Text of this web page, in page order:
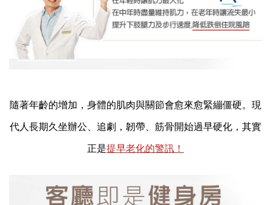
隨著年齡的增加，身體的肌肉與關節會愈來愈緊繃僵硬。 現
代人長期久坐辦公、追劇，韌帶、筋骨開始過早硬化，其實
正是提早老化的警訊！